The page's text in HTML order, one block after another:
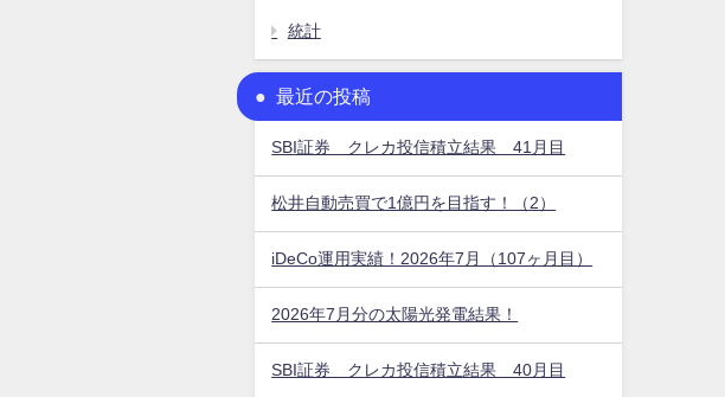
統計
最近の投稿
SBI証券 クレカ投信積立結果 41月目
松井自動売買で1億円を目指す！（2）
iDeCo運用実績！2026年7月（107ヶ月目）
2026年7月分の太陽光発電結果！
SBI証券 クレカ投信積立結果 40月目